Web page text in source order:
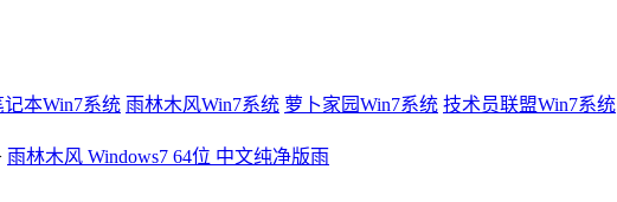
记本Win7系统 雨林木风Win7系统 萝卜家园Win7系统 技术员联盟Win7系统
雨林木风 Windows7 64位 中文纯净版雨